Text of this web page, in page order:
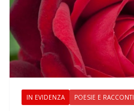
IN EVIDENZA POESIE E RACCONTI